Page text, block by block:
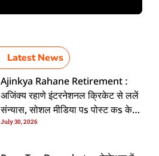
Latest News
Ajinkya Rahane Retirement :
अजिंक्य रहाणे इंटरनेशनल क्रिकेट से ललें
संन्यास, सोशल मीडिया पs पोस्ट कs के
कइलें एलान
July 30, 2026